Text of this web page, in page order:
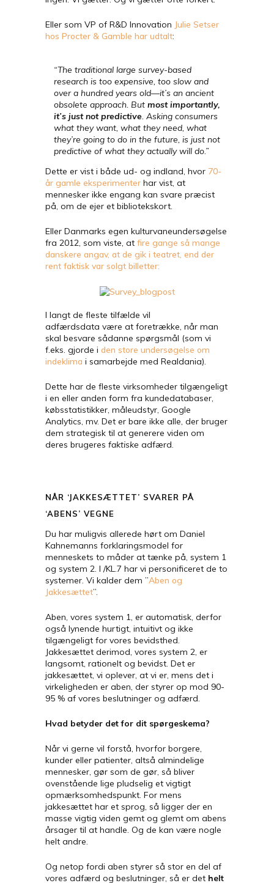
Eller som VP of R&D Innovation Julie Setser
hos Procter & Gamble har udtalt:
“The traditional large survey-based
research is too expensive, too slow and
over a hundred years old—it’s an ancient
obsolete approach. But most importantly,
it’s just not predictive. Asking consumers
what they want, what they need, what
they’re going to do in the future, is just not
predictive of what they actually will do.”
Dette er vist i både ud- og indland, hvor 70-
år gamle eksperimenter har vist, at
mennesker ikke engang kan svare præcist
på, om de ejer et bibliotekskort.
Eller Danmarks egen kulturvaneundersøgelse
fra 2012, som viste, at fire gange så mange
danskere angav, at de gik i teatret, end der
rent faktisk var solgt billetter:
I langt de fleste tilfælde vil
adfærdsdata være at foretrække, når man
skal besvare sådanne spørgsmål (som vi
f.eks. gjorde i den store undersøgelse om
indeklima i samarbejde med Realdania).
Dette har de fleste virksomheder tilgængeligt
i en eller anden form fra kundedatabaser,
købsstatistikker, måleudstyr, Google
Analytics, mv. Det er bare ikke alle, der bruger
dem strategisk til at generere viden om
deres brugeres faktiske adfærd.
NÅR ‘JAKKESÆTTET’ SVARER PÅ
‘ABENS’ VEGNE
Du har muligvis allerede hørt om Daniel
Kahnemanns forklaringsmodel for
menneskets to måder at tænke på, system 1
og system 2. I /KL.7 har vi personificeret de to
systemer. Vi kalder dem ”Aben og
Jakkesættet”.
Aben, vores system 1, er automatisk, derfor
også lynende hurtigt, intuitivt og ikke
tilgængeligt for vores bevidsthed.
Jakkesættet derimod, vores system 2, er
langsomt, rationelt og bevidst. Det er
jakkesættet, vi oplever, at vi er, mens det i
virkeligheden er aben, der styrer op mod 90-
95 % af vores beslutninger og adfærd.
Hvad betyder det for dit spørgeskema?
Når vi gerne vil forstå, hvorfor borgere,
kunder eller patienter, altså almindelige
mennesker, gør som de gør, så bliver
ovenstående lige pludselig et vigtigt
opmærksomhedspunkt. For mens
jakkesættet har et sprog, så ligger der en
masse vigtig viden gemt og glemt om abens
årsager til at handle. Og de kan være nogle
helt andre.
Og netop fordi aben styrer så stor en del af
vores adfærd og beslutninger, så er det helt